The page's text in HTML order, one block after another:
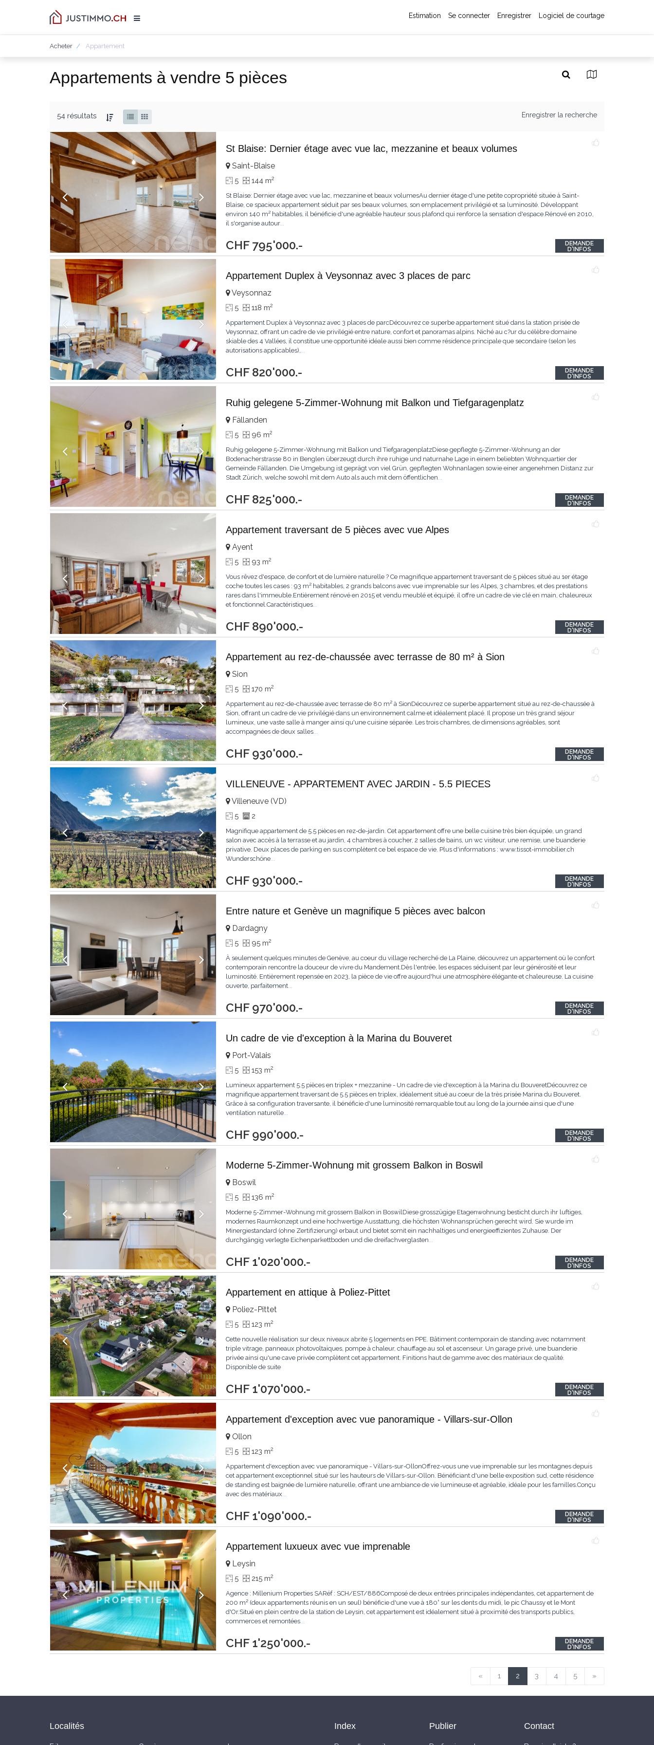
Estimation Se connecter Enregistrer Logiciel de courtage
Acheter Appartement
Appartements à vendre 5 pièces
54 résultats Enregistrer la recherche
St Blaise: Dernier étage avec vue lac, mezzanine et beaux volumes
CHF 795'000.-
Saint-Blaise
5 144 m2
St Blaise: Dernier étage avec vue lac, mezzanine et beaux volumesAu dernier étage d'une petite copropriété située à Saint-
Blaise, ce spacieux appartement séduit par ses beaux volumes, son emplacement privilégié et sa luminosité. Développant
environ 140 m² habitables, il bénéficie d'une agréable hauteur sous plafond qui renforce la sensation d'espace.Rénové en 2010,
il s'organise autour...
DEMANDE
D'INFOS
Appartement Duplex à Veysonnaz avec 3 places de parc
CHF 820'000.-
Veysonnaz
5 118 m2
Appartement Duplex à Veysonnaz avec 3 places de parcDécouvrez ce superbe appartement situé dans la station prisée de
Veysonnaz, offrant un cadre de vie privilégié entre nature, confort et panoramas alpins. Niché au c?ur du célèbre domaine
skiable des 4 Vallées, il constitue une opportunité idéale aussi bien comme résidence principale que secondaire (selon les
autorisations applicables),...
DEMANDE
D'INFOS
Ruhig gelegene 5-Zimmer-Wohnung mit Balkon und Tiefgaragenplatz
CHF 825'000.-
Fällanden
5 96 m2
Ruhig gelegene 5-Zimmer-Wohnung mit Balkon und TiefgaragenplatzDiese gepflegte 5-Zimmer-Wohnung an der
Bodenacherstrasse 80 in Benglen überzeugt durch ihre ruhige und naturnahe Lage in einem beliebten Wohnquartier der
Gemeinde Fällanden. Die Umgebung ist geprägt von viel Grün, gepflegten Wohnanlagen sowie einer angenehmen Distanz zur
Stadt Zürich, welche sowohl mit dem Auto als auch mit dem öffentlichen...
DEMANDE
D'INFOS
Appartement traversant de 5 pièces avec vue Alpes
CHF 890'000.-
Ayent
5 93 m2
Vous rêvez d'espace, de confort et de lumière naturelle ? Ce magnifique appartement traversant de 5 pièces situé au 1er étage
coche toutes les cases : 93 m² habitables, 2 grands balcons avec vue imprenable sur les Alpes, 3 chambres, et des prestations
rares dans l'immeuble.Entièrement rénové en 2015 et vendu meublé et équipé, il offre un cadre de vie clé en main, chaleureux
et fonctionnel.Caractéristiques...
DEMANDE
D'INFOS
Appartement au rez-de-chaussée avec terrasse de 80 m² à Sion
CHF 930'000.-
Sion
5 170 m2
Appartement au rez-de-chaussée avec terrasse de 80 m² à SionDécouvrez ce superbe appartement situé au rez-de-chaussée à
Sion, offrant un cadre de vie privilégié dans un environnement calme et idéalement placé. Il propose un très grand séjour
lumineux, une vaste salle à manger ainsi qu'une cuisine séparée. Les trois chambres, de dimensions agréables, sont
accompagnées de deux salles...
DEMANDE
D'INFOS
VILLENEUVE - APPARTEMENT AVEC JARDIN - 5.5 PIECES
CHF 930'000.-
Villeneuve (VD)
5 2
Magnifique appartement de 5.5 pièces en rez-de-jardin. Cet appartement offre une belle cuisine très bien équipée, un grand
salon avec accès à la terrasse et au jardin, 4 chambres à coucher, 2 salles de bains, un wc visiteur, une remise, une buanderie
privative. Deux places de parking en sus complètent ce bel espace de vie. Plus d'informations : www.tissot-immobilier.ch
Wunderschöne...
DEMANDE
D'INFOS
Entre nature et Genève un magnifique 5 pièces avec balcon
CHF 970'000.-
Dardagny
5 95 m2
À seulement quelques minutes de Genève, au coeur du village recherché de La Plaine, découvrez un appartement où le confort
contemporain rencontre la douceur de vivre du Mandement.Dès l'entrée, les espaces séduisent par leur générosité et leur
luminosité. Entièrement repensée en 2023, la pièce de vie offre aujourd'hui une atmosphère élégante et chaleureuse. La cuisine
ouverte, parfaitement...
DEMANDE
D'INFOS
Un cadre de vie d'exception à la Marina du Bouveret
CHF 990'000.-
Port-Valais
5 153 m2
Lumineux appartement 5.5 pièces en triplex + mezzanine - Un cadre de vie d'exception à la Marina du BouveretDécouvrez ce
magnifique appartement traversant de 5.5 pièces en triplex, idéalement situé au coeur de la très prisée Marina du Bouveret.
Grâce à sa configuration traversante, il bénéficie d'une luminosité remarquable tout au long de la journée ainsi que d'une
ventilation naturelle...
DEMANDE
D'INFOS
Moderne 5-Zimmer-Wohnung mit grossem Balkon in Boswil
CHF 1'020'000.-
Boswil
5 136 m2
Moderne 5-Zimmer-Wohnung mit grossem Balkon in BoswilDiese grosszügige Etagenwohnung besticht durch ihr luftiges,
modernes Raumkonzept und eine hochwertige Ausstattung, die höchsten Wohnansprüchen gerecht wird. Sie wurde im
Minergiestandard (ohne Zertifizierung) erbaut und bietet somit ein nachhaltiges und energieeffizientes Zuhause. Der
durchgängig verlegte Eichenparkettboden und die dreifachverglasten...
DEMANDE
D'INFOS
Appartement en attique à Poliez-Pittet
CHF 1'070'000.-
Poliez-Pittet
5 123 m2
Cette nouvelle réalisation sur deux niveaux abrite 5 logements en PPE. Bâtiment contemporain de standing avec notamment
triple vitrage, panneaux photovoltaïques, pompe à chaleur, chauffage au sol et ascenseur. Un garage privé, une buanderie
privée ainsi qu'une cave privée complètent cet appartement. Finitions haut de gamme avec des matériaux de qualité.
Disponible de suite
DEMANDE
D'INFOS
Appartement d'exception avec vue panoramique - Villars-sur-Ollon
CHF 1'090'000.-
Ollon
5 123 m2
Appartement d'exception avec vue panoramique - Villars-sur-OllonOffrez-vous une vue imprenable sur les montagnes depuis
cet appartement exceptionnel situé sur les hauteurs de Villars-sur-Ollon. Bénéficiant d'une belle exposition sud, cette résidence
de standing est baignée de lumière naturelle, offrant une ambiance de vie lumineuse et agréable, idéale pour les familles.Conçu
avec des matériaux...
DEMANDE
D'INFOS
Appartement luxueux avec vue imprenable
CHF 1'250'000.-
Leysin
5 215 m2
Agence : Millenium Properties SARéf : SCH/EST/886Composé de deux entrées principales indépendantes, cet appartement de
200 m² (deux appartements réunis en un seul) bénéficie d'une vue à 180° sur les dents du midi, le pic Chaussy et le Mont
d'Or.Situé en plein centre de la station de Leysin, cet appartement est idéalement situé à proximité des transports publics,
commerces et remontées...
DEMANDE
D'INFOS
« 1 2 3 4 5 »
Localités Index Publier Contact